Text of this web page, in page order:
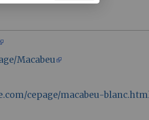
Macabeu
cepage/macabeu-